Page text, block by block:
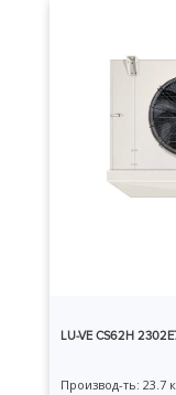
LU-VE CS62H
Производ-ть: 23.7